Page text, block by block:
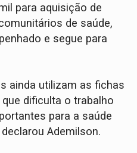
para aquisição de
de saúde,
e segue para
ainda utilizam as fichas
dificulta o trabalho
para a saúde
Ademilson.